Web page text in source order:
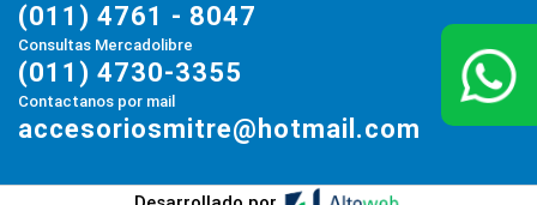
(011) 4761 - 8047
Consultas Mercadolibre
(011) 4730-3355
Contactanos por mail
accesoriosmitre@hotmail.com